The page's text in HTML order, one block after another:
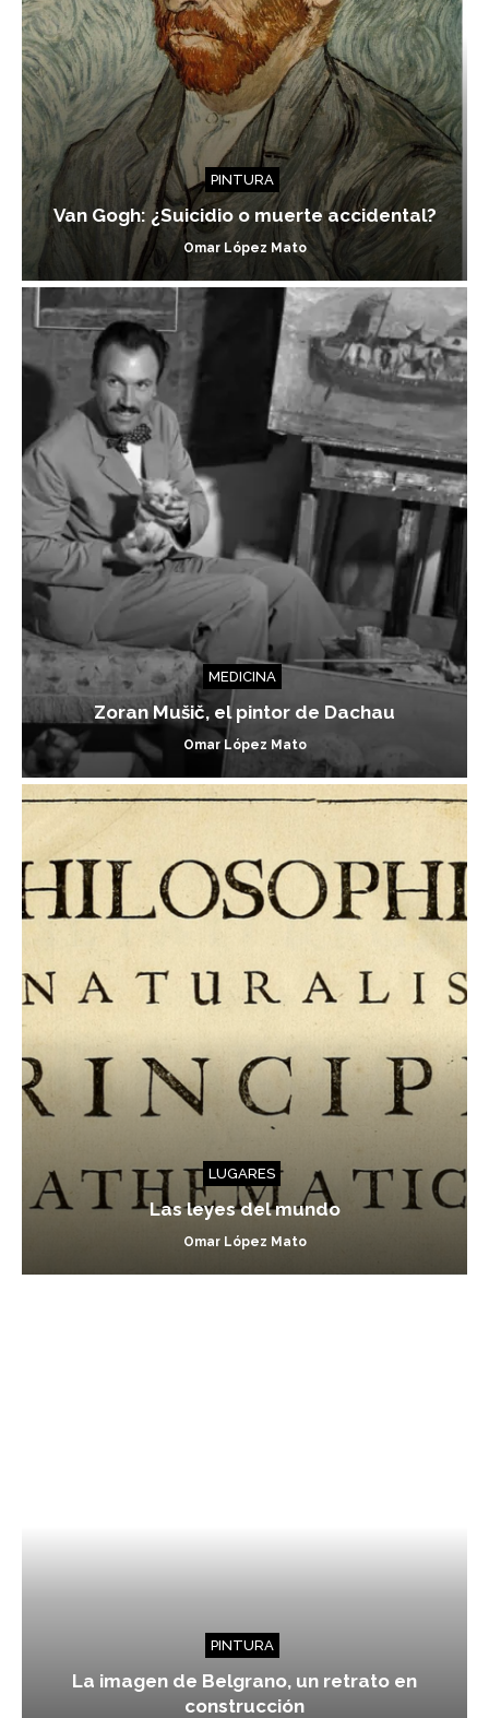
PINTURA
Van Gogh: ¿Suicidio o muerte accidental?
Omar López Mato
MEDICINA
Zoran Mušič, el pintor de Dachau
Omar López Mato
LUGARES
Las leyes del mundo
Omar López Mato
PINTURA
La imagen de Belgrano, un retrato en
construcción